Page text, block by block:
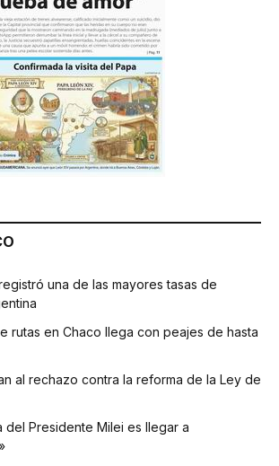
una de las mayores tasas de
rutas en Chaco llega con peajes de hasta
al rechazo contra la reforma de la Ley de
del Presidente Milei es llegar a